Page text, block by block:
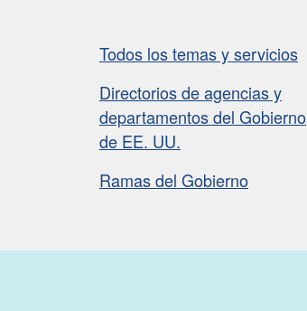
Todos los temas y servicios
Directorios de agencias y
departamentos del Gobierno
de EE. UU.
Ramas del Gobierno